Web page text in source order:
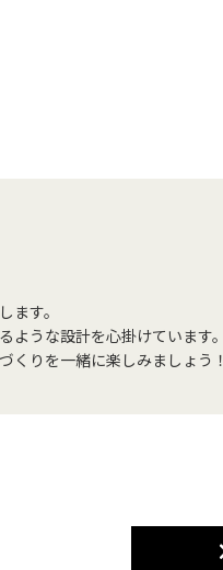
ます。
うな設計を心掛けています。
くりを一緒に楽しみましょう！